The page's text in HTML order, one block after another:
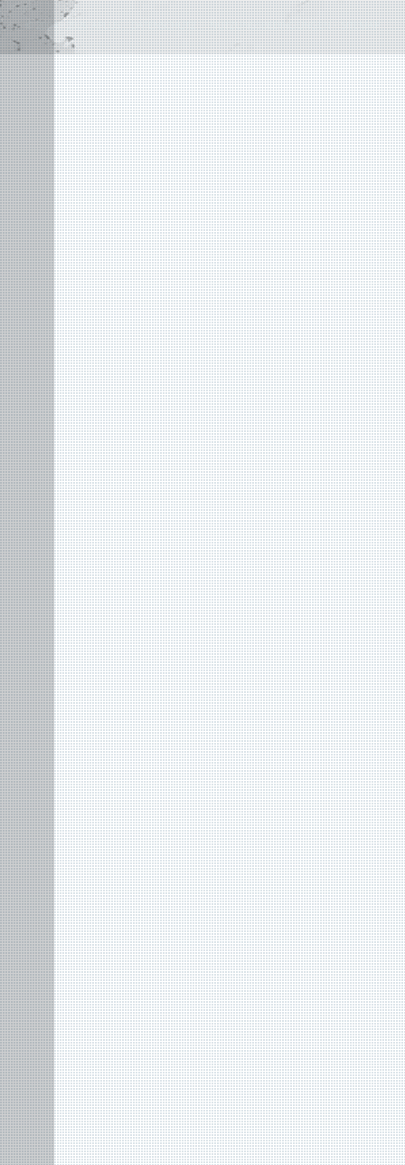
©2004 - 2026 APLUS ·DATENSCHUTZ·NUTZUNGSBEDINGUNGEN·SITEMAP